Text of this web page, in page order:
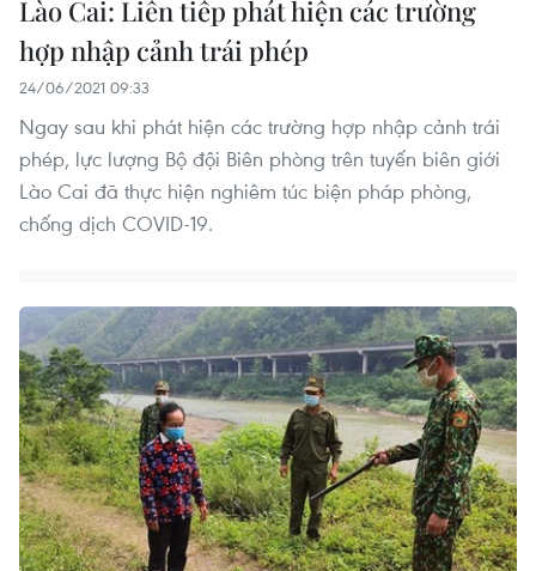
Lào Cai: Liên tiếp phát hiện các trường
hợp nhập cảnh trái phép
24/06/2021 09:33
Ngay sau khi phát hiện các trường hợp nhập cảnh trái
phép, lực lượng Bộ đội Biên phòng trên tuyến biên giới
Lào Cai đã thực hiện nghiêm túc biện pháp phòng,
chống dịch COVID-19.